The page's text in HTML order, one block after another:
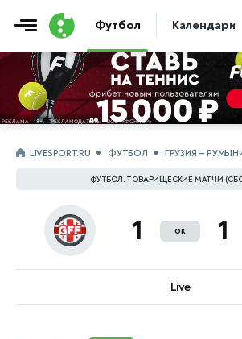
Футбол Календари
LIVESPORT.RU ФУТБОЛ ГРУЗИЯ —
ФУТБОЛ. ТОВАРИЩЕСКИЕ МАТЧИ
1 ок 1
Live